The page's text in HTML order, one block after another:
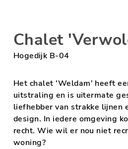
Chalet
Hogedijk B-04
Het chalet 'Weldam' heeft
uitstraling en is uitermate
liefhebber van strakke lijnen
design. In iedere omgeving
recht. Wie wil er nou niet
woning?